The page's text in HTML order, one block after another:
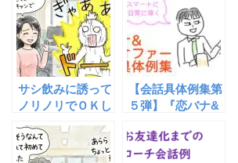
サシ飲みに誘って
ノリノリでＯＫし
険〜重要なのは期
待と不安のバラン
【会話具体例集第
５弾】『恋バナ&
具体例集』が完成
しました！